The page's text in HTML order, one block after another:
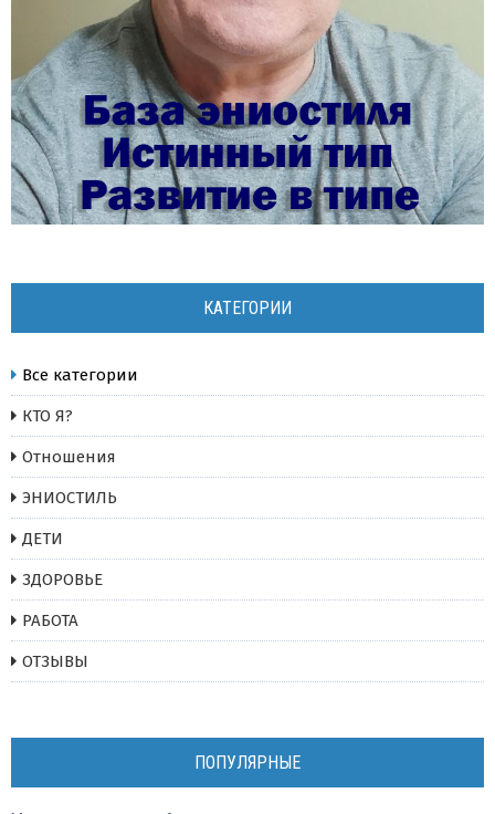
КАТЕГОРИИ
Все категории
КТО Я?
Отношения
ЭНИОСТИЛЬ
ДЕТИ
ЗДОРОВЬЕ
РАБОТА
ОТЗЫВЫ
ПОПУЛЯРНЫЕ